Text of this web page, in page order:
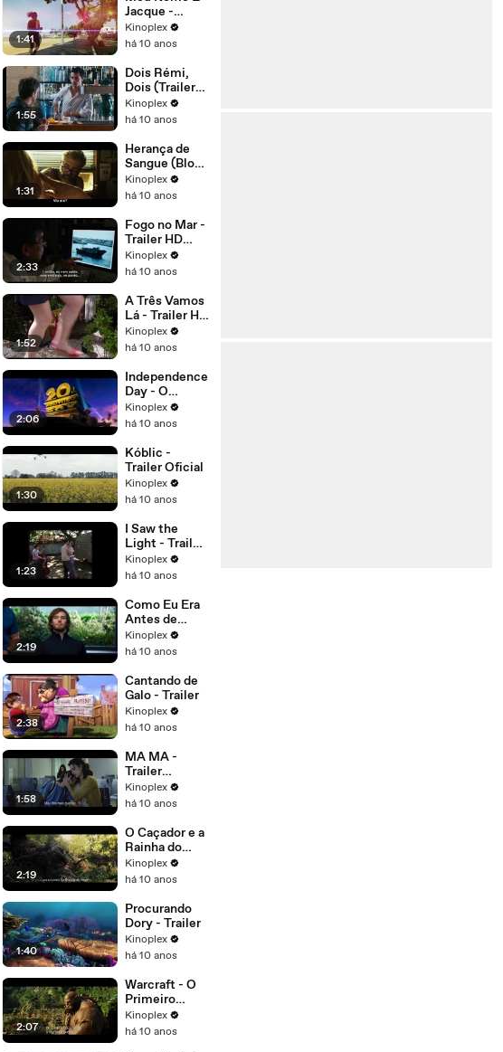
1:41
Jacque -
Trailer [2016]
Kinoplex
há 10 anos
1:55
Dois Rémi,
Dois (Trailer
Oficial - HD -
Legendado)
Kinoplex
há 10 anos
1:31
Herança de
Sangue (Blood
Father, 2016)
- Trailer
Kinoplex
há 10 anos
2:33
Fogo no Mar -
Trailer HD
legendado
Kinoplex
há 10 anos
1:52
A Três Vamos
Lá - Trailer HD
Legendado
Kinoplex
há 10 anos
2:06
Independence
Day - O
Ressurgiment
o - Trailer
Kinoplex
há 10 anos
1:30
Kóblic -
Trailer Oficial
Kinoplex
há 10 anos
1:23
I Saw the
Light - Trailer
Oficial
Kinoplex
há 10 anos
2:19
Como Eu Era
Antes de
Você - Trailer
Legendado
Kinoplex
há 10 anos
2:38
Cantando de
Galo - Trailer
Kinoplex
há 10 anos
1:58
MA MA -
Trailer
Legendado
Kinoplex
há 10 anos
2:19
O Caçador e a
Rainha do
Gelo - Trailer
Legendado
Kinoplex
há 10 anos
1:40
Procurando
Dory - Trailer
Kinoplex
há 10 anos
2:07
Warcraft - O
Primeiro
Encontro de
Dois Mundos -
Kinoplex
há 10 anos